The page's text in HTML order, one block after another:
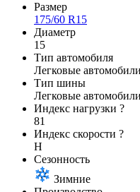
Размер
175/60 R15
Диаметр
15
Тип автомобиля
Легковые автомобили
Тип шины
Легковые автомобили
Индекс нагрузки ?
81
Индекс скорости ?
H
Сезонность
Зимние